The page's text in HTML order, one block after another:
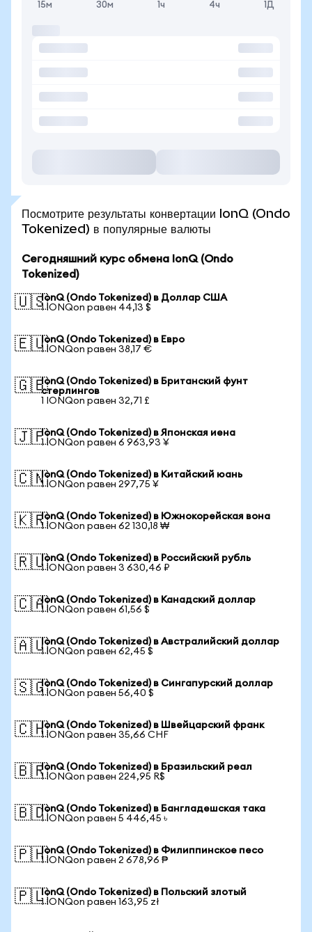
15м 30м 1ч 4ч 1Д
Посмотрите результаты конвертации IonQ (Ondo
Tokenized) в популярные валюты
Сегодняшний курс обмена IonQ (Ondo
Tokenized)
🇺🇸IonQ (Ondo Tokenized) в Доллар США
1 IONQon равен 44,13 $
🇪🇺IonQ (Ondo Tokenized) в Евро
1 IONQon равен 38,17 €
🇬🇧IonQ (Ondo Tokenized) в Британский фунт
стерлингов
1 IONQon равен 32,71 £
🇯🇵IonQ (Ondo Tokenized) в Японская иена
1 IONQon равен 6 963,93 ¥
🇨🇳IonQ (Ondo Tokenized) в Китайский юань
1 IONQon равен 297,75 ¥
🇰🇷IonQ (Ondo Tokenized) в Южнокорейская вона
1 IONQon равен 62 130,18 ₩
🇷🇺IonQ (Ondo Tokenized) в Российский рубль
1 IONQon равен 3 630,46 ₽
🇨🇦IonQ (Ondo Tokenized) в Канадский доллар
1 IONQon равен 61,56 $
🇦🇺IonQ (Ondo Tokenized) в Австралийский доллар
1 IONQon равен 62,45 $
🇸🇬IonQ (Ondo Tokenized) в Сингапурский доллар
1 IONQon равен 56,40 $
🇨🇭IonQ (Ondo Tokenized) в Швейцарский франк
1 IONQon равен 35,66 CHF
🇧🇷IonQ (Ondo Tokenized) в Бразильский реал
1 IONQon равен 224,95 R$
🇧🇩IonQ (Ondo Tokenized) в Бангладешская така
1 IONQon равен 5 446,45 ৳
🇵🇭IonQ (Ondo Tokenized) в Филиппинское песо
1 IONQon равен 2 678,96 ₱
🇵🇱IonQ (Ondo Tokenized) в Польский злотый
1 IONQon равен 163,95 zł